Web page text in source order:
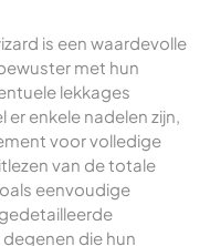
is een waardevolle
met hun
lekkages
enkele nadelen zijn,
voor volledige
van de totale
eenvoudige
die hun